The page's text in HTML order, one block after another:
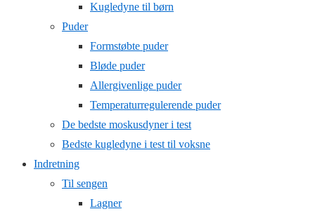
Kugledyne til børn
Puder
Formstøbte puder
Bløde puder
Allergivenlige puder
Temperaturregulerende puder
De bedste moskusdyner i test
Bedste kugledyne i test til voksne
Indretning
Til sengen
Lagner